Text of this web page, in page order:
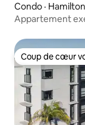
Condo · Hamilton
Appartement
Coup de cœur
Coup de cœur